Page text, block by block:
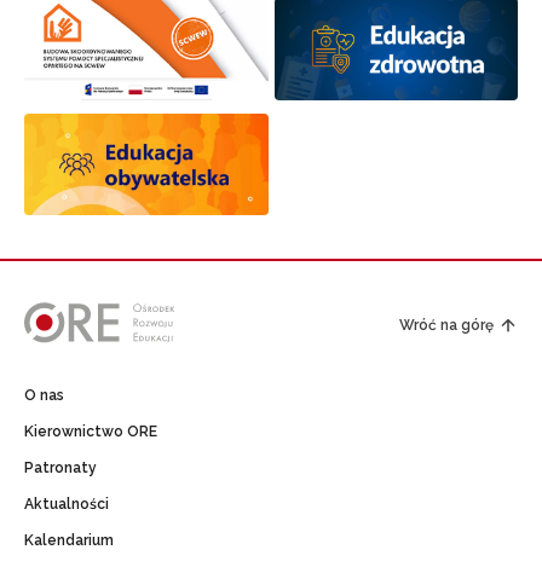
Wróć na górę
O nas
Kierownictwo ORE
Patronaty
Aktualności
Kalendarium